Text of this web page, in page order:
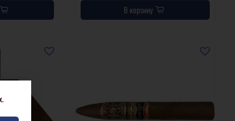
В корзину